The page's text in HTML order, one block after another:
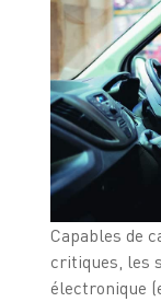
Capables de
critiques, les
électronique